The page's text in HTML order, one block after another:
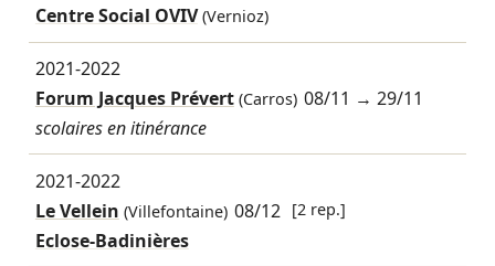
Centre Social OVIV (Vernioz)
2021-2022
Forum Jacques Prévert(Carros) 08/11 →29/11
scolaires en itinérance
2021-2022
Le Vellein (Villefontaine) 08/12 [2 rep.]
Eclose-Badinières